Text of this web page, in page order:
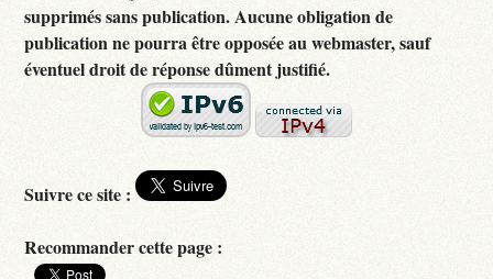
supprimés sans publication. Aucune obligation de
publication ne pourra être opposée au webmaster, sauf
éventuel droit de réponse dûment justifié.
Suivre ce site :
Recommander cette page :